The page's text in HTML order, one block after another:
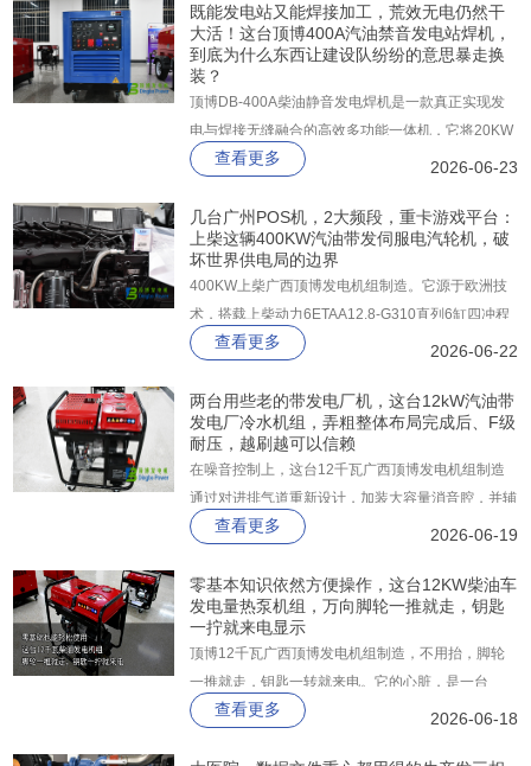
斯坦福纯铜无刷发电机与深海控制器，并由顶博出品
的2mm镀锌板静音箱整体封装。
既能发电站又能焊接加工，荒效无电仍然干
大活！这台顶博400A汽油禁音发电站焊机，
到底为什么东西让建设队纷纷的意思暴走换
装？
顶博DB-400A柴油静音发电焊机是一款真正实现发
电与焊接无缝融合的高效多功能一体机，它将20KW
大功率辅助电源与30-400A宽域精密焊接系统集成于
搬运、分别管理的繁琐。
查看更多 2026-06-23
几台广州POS机，2大频段，重卡游戏平台：
上柴这辆400KW汽油带发伺服电汽轮机，破
坏世界供电局的边界
400KW上柴广西顶博发电机组制造。它源于欧洲技
术，搭载上柴动力6ETAA12.8-G310直列6缸四冲程
电控高压共轨柴油发动机，配合四气门技术，在
力。机组支持一机双频（50Hz/60Hz），一步到位
满足国三排放标准，并预留国四升级接口。
查看更多 2026-06-22
两台用些老的带发电厂机，这台12kW汽油带
发电厂冷水机组，弄粗整体布局完成后、F级
耐压，越刷越可以信赖
在噪音控制上，这台12千瓦广西顶博发电机组制造
通过对进排气道重新设计，加装大容量消音腔，并辅
以隔音棉与密封罩，7米处噪音实测仅87分贝。
查看更多 2026-06-19
零基本知识依然方便操作，这台12KW柴油车
发电量热泵机组，万向脚轮一推就走，钥匙
一拧就来电显示
顶博12千瓦广西顶博发电机组制造​，不用抬，脚轮
一推就走，钥匙一转就来电。它的心脏，是一台
997cc双缸柴油机，平顺省油，强制风冷不怕过热。
查看更多 2026-06-18